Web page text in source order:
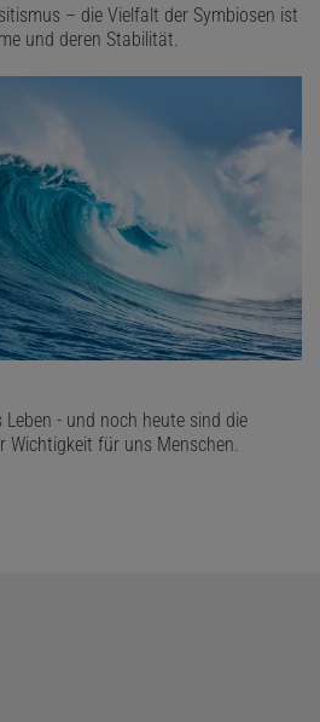
– die Vielfalt der Symbiosen ist
und deren Stabilität.
- und noch heute sind die
Wichtigkeit für uns Menschen.